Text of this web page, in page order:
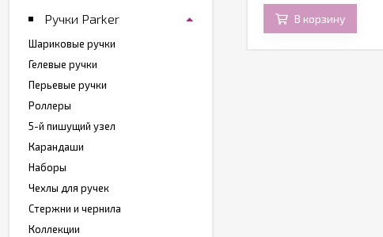
В корзину
Ручки Parker
Шариковые ручки
Гелевые ручки
Перьевые ручки
Роллеры
5-й пишущий узел
Карандаши
Наборы
Чехлы для ручек
Стержни и чернила
Коллекции